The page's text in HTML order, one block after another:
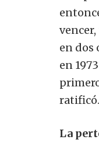
en dos
en
ratificó.
La